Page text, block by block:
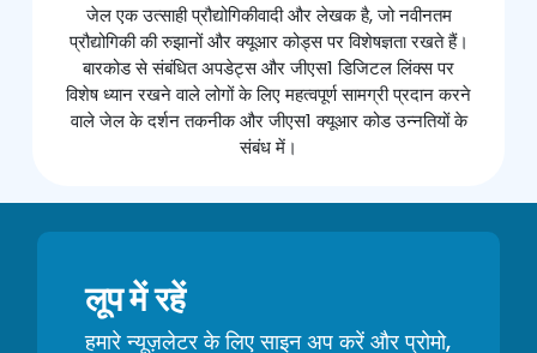
जेल एक उत्साही प्रौद्योगिकीवादी और लेखक है, जो नवीनतम
प्रौद्योगिकी की रुझानों और क्यूआर कोड्स पर विशेषज्ञता रखते हैं।
बारकोड से संबंधित अपडेट्स और जीएस1 डिजिटल लिंक्स पर
विशेष ध्यान रखने वाले लोगों के लिए महत्वपूर्ण सामग्री प्रदान करने
वाले जेल के दर्शन तकनीक और जीएस1 क्यूआर कोड उन्नतियों के
संबंध में।
लूप में रहें
हमारे न्यूज़लेटर के लिए साइन अप करें और प्रोमो,